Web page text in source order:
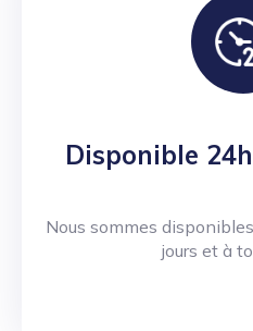
Disponible
Nous sommes
jours et à